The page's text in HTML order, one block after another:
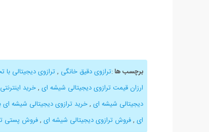
برچسب ها:ترازوی دقیق خانگی , ترازوی دیجیتالی با
ارزان قیمت ترازوی دیجیتالی شیشه ای ,خرید اینترنتی
دیجیتالی شیشه ای ,خرید ترازوی دیجیتالی شیشه ای
ای ,فروش ترازوی دیجیتالی شیشه ای ,فروش پستی